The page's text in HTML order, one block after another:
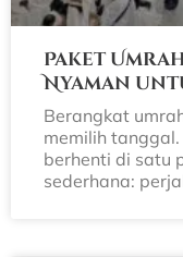
Paket
Nyaman
Berangkat
memilih
berhenti di satu
sederhana: